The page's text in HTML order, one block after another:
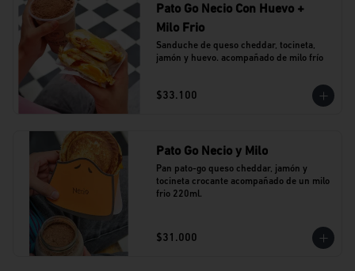
Pato Go Necio Con Huevo +
Milo Frio
Sanduche de queso cheddar, tocineta,
jamón y huevo. acompañado de milo frío
$33.100
Pato Go Necio y Milo
Pan pato-go queso cheddar, jamón y
tocineta crocante acompañado de un milo
frio 220ml.
$31.000